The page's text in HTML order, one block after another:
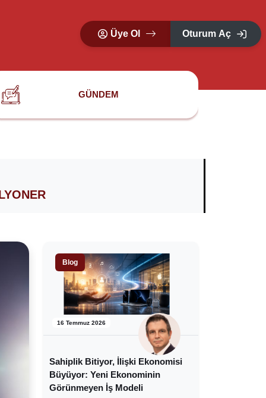
Üye Ol Oturum Aç
GÜNDEM
Blog
16 Temmuz 2026
Sahiplik Bitiyor, İlişki Ekonomisi
Büyüyor: Yeni Ekonominin
Görünmeyen İş Modeli